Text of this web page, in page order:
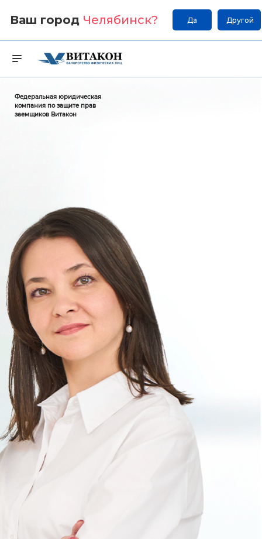
Ваш город Челябинск? Да Другой
Федеральная юридическая
компания по защите прав
заемщиков Витакон